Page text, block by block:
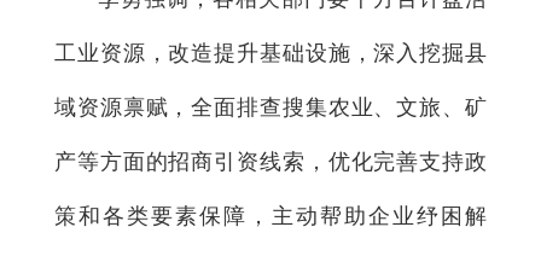
工业资源，改造提升基础设施，深入挖掘县
域资源禀赋，全面排查搜集农业、文旅、矿
产等方面的招商引资线索，优化完善支持政
策和各类要素保障，主动帮助企业纾困解